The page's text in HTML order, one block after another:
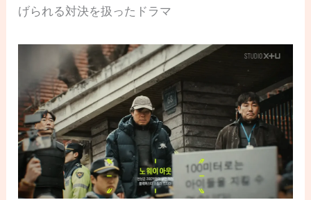
げられる対決を扱ったドラマ